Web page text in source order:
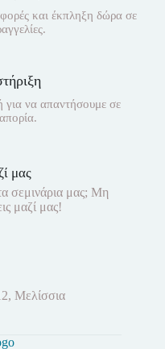
και έκπληξη δώρα σε
για να απαντήσουμε σε
μας
σεμινάρια μας; Μη
μαζί μας!
Μελίσσια